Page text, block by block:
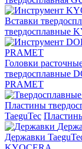
Вставки
твердосплавные
PRAMET
Головки
твердосплавные
PRAMET
Пластины
TaeguTec
Державки